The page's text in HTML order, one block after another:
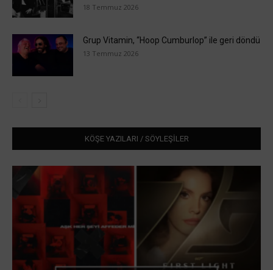
18 Temmuz 2026
Grup Vitamin, “Hoop Cumburlop” ile geri döndü
13 Temmuz 2026
KÖŞE YAZILARI / SÖYLEŞİLER